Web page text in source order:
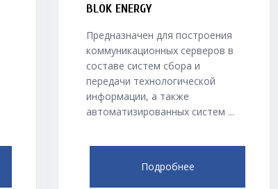
BLOK ENERGY
Предназначен для построения
коммуникационных серверов в
составе систем сбора и
передачи технологической
информации, а также
автоматизированных систем ...
Подробнее